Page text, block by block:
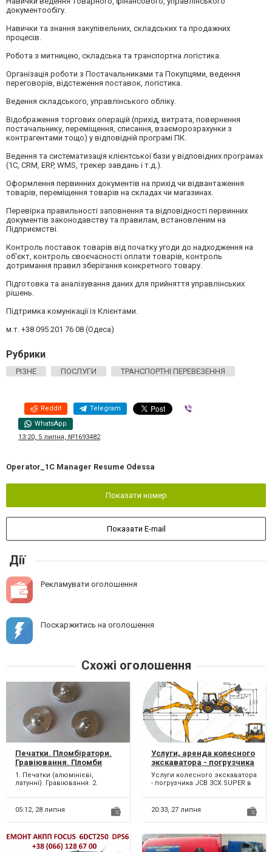
документообігу.
Навички та знання закупівельних, складських та продажних
процесів.
Робота з митницею, складська та транспортна логістика.
Організація роботи з Постачальниками та Покупцями, ведення
переговорів, відстеження поставок, логістика.
Ведення складського, управлінського обліку.
Відображення торгових операцій (прихід, витрата, повернення
постачальнику, переміщення, списання, взаєморозрахунки з
контрагентами тощо) у відповідній програмі ПК.
Ведення та систематизація клієнтської бази у відповідних програмах
(1С, CRM, ERP, WMS, трекер завдань і т.д.).
Оформлення первинних документів на прихід чи відвантаження
товарів, переміщення товарів на складах чи магазинах.
Перевірка правильності заповнення та відповідності первинних
документів законодавству та правилам, встановленим на
Підприємстві.
Контроль поставок товарів від початку угоди до надходження на
об'єкт, контроль своєчасності оплати товарів, контроль
дотримання правил зберігання конкретного товару.
Підготовка та аналізування даних для прийняття управлінських
рішень.
Підтримка комунікації із Клієнтами.
м.т. +38 095 201 76 08 (Одеса)
Рубрики
РІЗНЕ ПОСЛУГИ ТРАНСПОРТНІ ПЕРЕВЕЗЕННЯ
Reddit Telegram
WhatsApp
13:20, 5 липня, №1693482
Operator_1C Manager Resume Odessa
Показати номер
Показати E-mail
Дії
Рекламувати оголошення
Поскаржитись на оголошення
Схожі оголошення
Печатки. Пломбіратори.
Гравіювання. Пломби
свинцеві. Дріт
пломбувальний.
1. Печатки (алюмінієві,
латунні). Гравіювання. 2.
пломбування свинцевими
пломба...
05:12, 28 липня
Услуги, аренда колесного
экскаватора - погрузчика
JCB в Одессе.
Услуги колесного экскаватора
- погрузчика JCB 3CX SUPER в
экскаватора JCB...
20:33, 27 липня